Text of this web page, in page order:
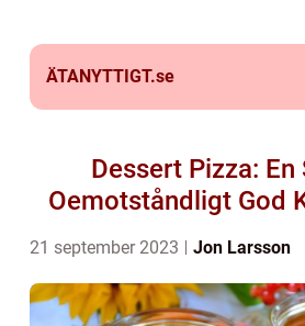
ÄTANYTTIGT.se
Dessert Pizza:
Oemotståndligt God
21 september 2023 Jon Larsson